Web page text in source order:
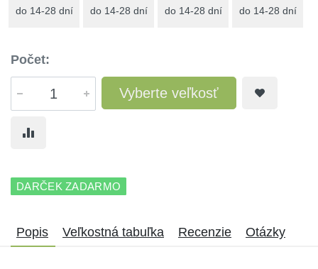
do 14-28 dní do 14-28 dní do 14-28 dní do 14-28 dní
Počet:
Vyberte veľkosť
DARČEK ZADARMO
Popis Veľkostná tabuľka Recenzie Otázky